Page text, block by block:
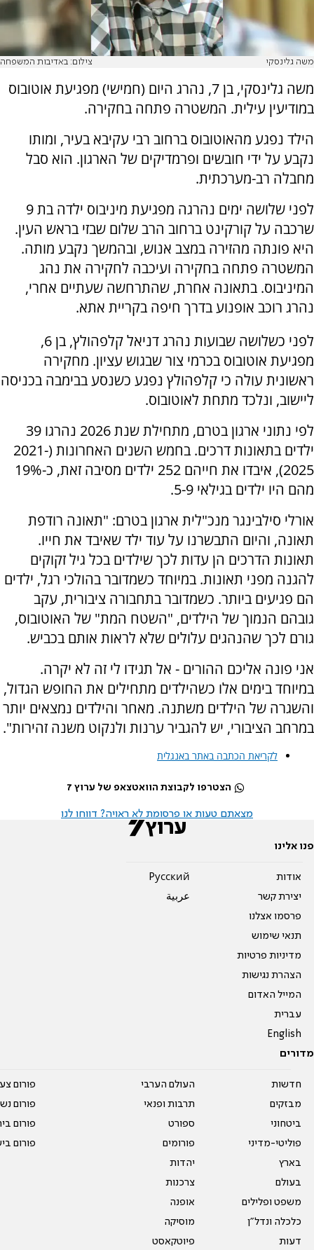
משה גלינסקי צילום: באדיבות המשפחה
משה גלינסקי, בן 7, נהרג היום (חמישי) מפגיעת אוטובוס
במודיעין עילית. המשטרה פתחה בחקירה.
הילד נפגע מהאוטובוס ברחוב רבי עקיבא בעיר, ומותו
נקבע על ידי חובשים ופרמדיקים של הארגון. הוא סבל
מחבלה רב-מערכתית.
לפני שלושה ימים נהרגה מפגיעת מיניבוס ילדה בת 9
שרכבה על קורקינט ברחוב הרב שלום שבזי בראש העין.
היא פונתה מהזירה במצב אנוש, ובהמשך נקבע מותה.
המשטרה פתחה בחקירה ועיכבה לחקירה את נהג
המיניבוס. בתאונה אחרת, שהתרחשה שעתיים אחרי,
נהרג רוכב אופנוע בדרך חיפה בקריית אתא.
לפני כשלושה שבועות נהרג דניאל קלפהולץ, בן 6,
מפגיעת אוטובוס בכרמי צור שבגוש עציון. מחקירה
ראשונית עולה כי קלפהולץ נפגע כשנסע בבימבה בכניסה
ליישוב, ונלכד מתחת לאוטובוס.
לפי נתוני ארגון בטרם, מתחילת שנת 2026 נהרגו 39
ילדים בתאונות דרכים. בחמש השנים האחרונות (2021-
2025), איבדו את חייהם 252 ילדים מסיבה זאת, כ-19%
מהם היו ילדים בגילאי 5-9.
אורלי סילבינגר מנכ"לית ארגון בטרם: "תאונה רודפת
תאונה, והיום התבשרנו על עוד ילד שאיבד את חייו.
תאונות הדרכים הן עדות לכך שילדים בכל גיל זקוקים
להגנה מפני תאונות. במיוחד כשמדובר בהולכי רגל, ילדים
הם פגיעים ביותר. כשמדובר בתחבורה ציבורית, עקב
גובהם הנמוך של הילדים, "השטח המת" של האוטובוס,
גורם לכך שהנהגים עלולים שלא לראות אותם בכביש.
אני פונה אליכם ההורים - אל תגידו לי זה לא יקרה.
במיוחד בימים אלו כשהילדים מתחילים את החופש הגדול,
והשגרה של הילדים משתנה. מאחר והילדים נמצאים יותר
במרחב הציבורי, יש להגביר ערנות ולנקוט משנה זהירות".
לקריאת הכתבה באתר באנגלית
הצטרפו לקבוצת הוואטצאפ של ערוץ 7
מצאתם טעות או פרסומת לא ראויה? דווחו לנו
פנו אלינו
אודות
יצירת קשר
פרסמו אצלנו
תנאי שימוש
מדיניות פרטיות
הצהרת נגישות
המייל האדום
עברית
English
Pусский
عربية
מדורים
חדשות
מבזקים
ביטחוני
פוליטי-מדיני
בארץ
בעולם
משפט ופלילים
כלכלה ונדל"ן
דעות
העולם הערבי
תרבות ופנאי
ספורט
פורומים
יהדות
צרכנות
אופנה
מוסיקה
פיוטקאסט
פורום
פורום
פורום
פורום